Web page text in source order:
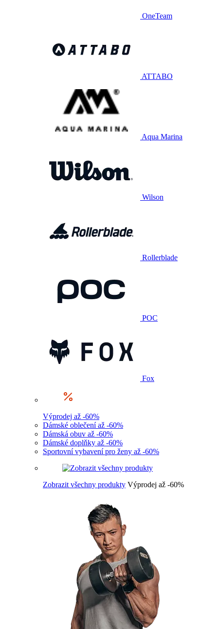
OneTeam
ATTABO
Aqua Marina
Wilson
Rollerblade
POC
Fox
Výprodej až -60%
Dámské oblečení až -60%
Dámská obuv až -60%
Dámské doplňky až -60%
Sportovní vybavení pro ženy až -60%
Zobrazit všechny produkty Výprodej až -60%